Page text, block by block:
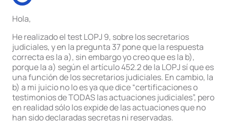
Hola,
He realizado el test LOPJ 9, sobre los secretarios
judiciales, y en la pregunta 37 pone que la respuesta
correcta es la a), sin embargo yo creo que es la b),
porque la a) según el artículo 452.2 de la LOPJ sí que es
una función de los secretarios judiciales. En cambio, la
b) a mi juicio no lo es ya que dice “certificaciones o
testimonios de TODAS las actuaciones judiciales”, pero
en realidad sólo los expide de las actuaciones que no
han sido declaradas secretas ni reservadas.